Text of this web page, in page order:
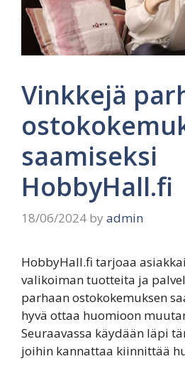
Vinkkejä
saamiseksi
HobbyHall.fi
18/06/2024 by admin
HobbyHall.fi tarjoaa
valikoiman tuotteita ja
parhaan ostokokemuksen
hyvä ottaa huomioon
Seuraavassa käydään läpi
joihin kannattaa kiinnittää